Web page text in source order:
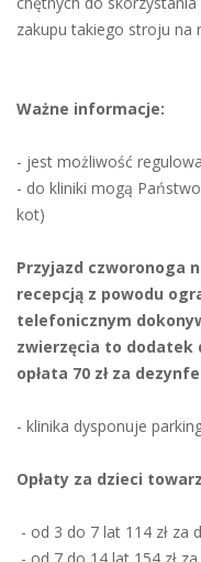
zakupu takiego stroju na
Ważne informacje:
- jest możliwość
- do kliniki mogą
kot)
Przyjazd czworonoga
recepcją z powodu
telefonicznym
zwierzęcia to dodatek
opłata 70 zł za
- klinika dysponuje
Opłaty za dzieci
- od 3 do 7 lat 114 zł za